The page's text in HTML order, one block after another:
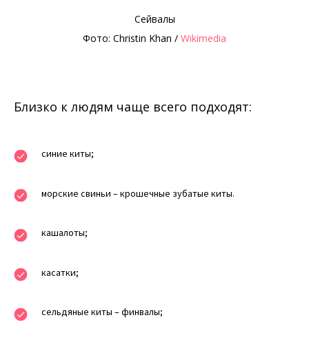
Сейвалы
Фото: Christin Khan / Wikimedia
Близко к людям чаще всего подходят:
синие киты;
морские свиньи – крошечные зубатые киты.
кашалоты;
касатки;
сельдяные киты – финвалы;